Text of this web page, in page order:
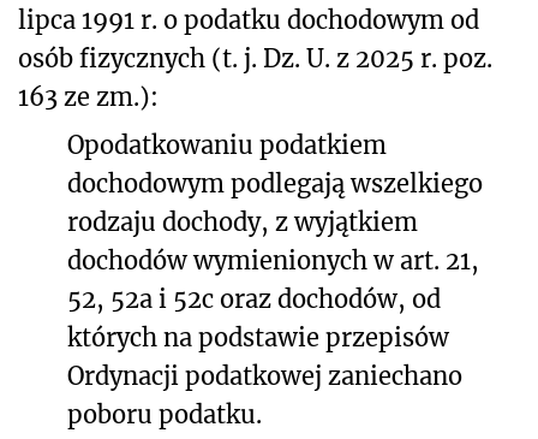
lipca 1991 r. o podatku dochodowym od
osób fizycznych (t. j. Dz. U. z 2025 r. poz.
163 ze zm.):
Opodatkowaniu podatkiem
dochodowym podlegają wszelkiego
rodzaju dochody, z wyjątkiem
dochodów wymienionych w art. 21,
52, 52a i 52c oraz dochodów, od
których na podstawie przepisów
Ordynacji podatkowej zaniechano
poboru podatku.